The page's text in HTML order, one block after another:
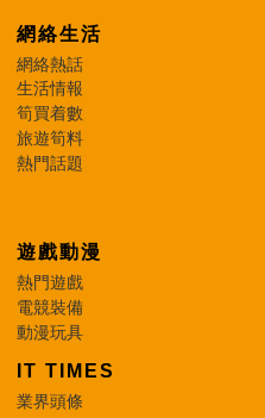
網絡生活
網絡熱話
生活情報
筍買着數
旅遊筍料
熱門話題
遊戲動漫
熱門遊戲
電競裝備
動漫玩具
IT TIMES
業界頭條